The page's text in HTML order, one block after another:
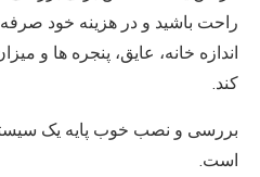
راحت باشید و در هزینه خود
اندازه خانه، عایق، پنجره ها و
کند.
بررسی و نصب خوب پایه یک
است.